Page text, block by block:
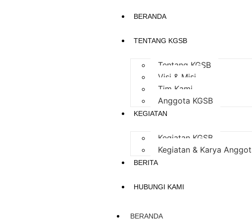
BERANDA
TENTANG KGSB
Tentang KGSB
Visi & Misi
Tim Kami
Anggota KGSB
KEGIATAN
Kegiatan KGSB
Kegiatan & Karya
BERITA
HUBUNGI KAMI
BERANDA